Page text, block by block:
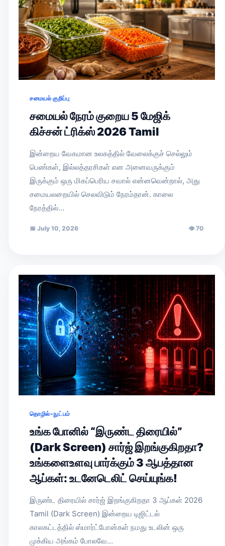
சமையல் குறிப்பு
சமையல் நேரம் குறைய 5 மேஜிக்
கிச்சன் ட்ரிக்ஸ் 2026 Tamil
இன்றைய வேகமான உலகத்தில் வேலைக்குச் செல்லும்
பெண்கள், இல்லத்தரசிகள் என அனைவருக்கும்
இருக்கும் ஒரு மிகப்பெரிய சவால் என்னவென்றால், அது
சமையலறையில் செலவிடும் நேரம்தான். காலை
நேரத்தில்…
📅 July 10, 2026 👁70
தொழில்-நுட்பம்
உங்க போனில் “இருண்ட திரையில்”
(Dark Screen) சார்ஜ் இறங்குகிறதா?
உங்களைஉளவு பார்க்கும் 3 ஆபத்தான
ஆப்கள்: உடனேடெலிட் செய்யுங்க!
இருண்ட திரையில் சார்ஜ் இறங்குகிறதா 3 ஆப்கள் 2026
Tamil (Dark Screen) இன்றைய டிஜிட்டல்
காலகட்டத்தில் ஸ்மார்ட்போன்கள் நமது உடலின் ஒரு
முக்கிய அங்கம் போலவே…